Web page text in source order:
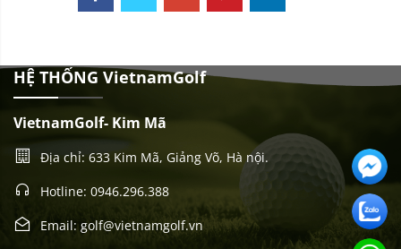
HỆ THỐNG VietnamGolf
VietnamGolf- Kim Mã
Địa chỉ: 633 Kim Mã, Giảng Võ, Hà nội.
Hotline: 0946.296.388
Email: golf@vietnamgolf.vn